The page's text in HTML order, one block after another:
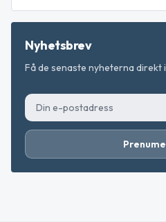
Nyhetsbrev
Få de senaste nyheterna direkt